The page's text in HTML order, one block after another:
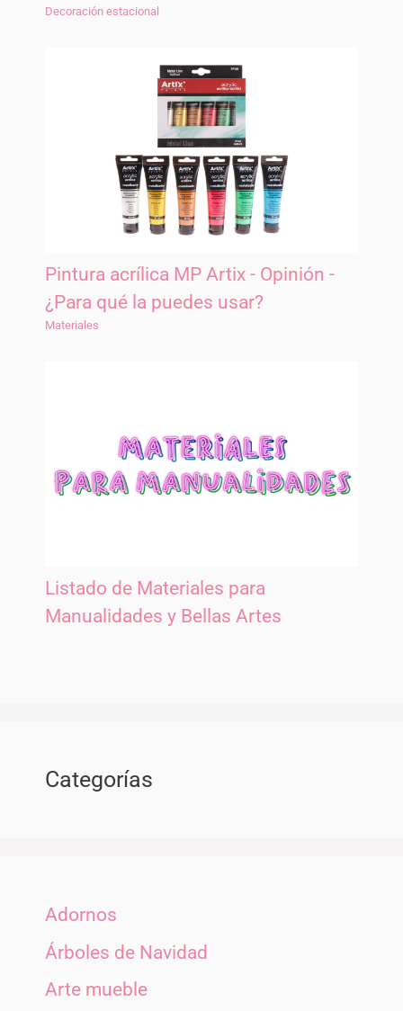
Decoración estacional
Pintura acrílica MP Artix - Opinión -
¿Para qué la puedes usar?
Materiales
Listado de Materiales para
Manualidades y Bellas Artes
Categorías
Adornos
Árboles de Navidad
Arte mueble